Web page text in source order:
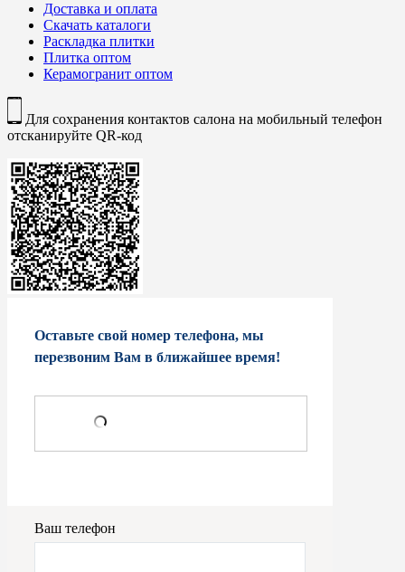
Доставка и оплата
Скачать каталоги
Раскладка плитки
Плитка оптом
Керамогранит оптом
Для сохранения контактов салона на мобильный телефон
отсканируйте QR-код
Оставьте свой номер телефона, мы
перезвоним Вам в ближайшее время!
Ваш телефон